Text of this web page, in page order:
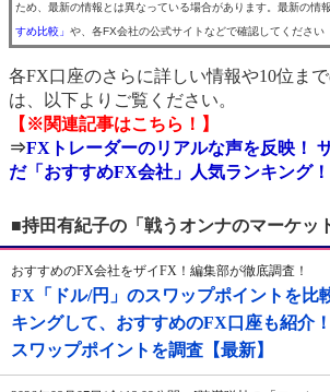
ため、最新の情報とは異なっている場合があります。最新の情
すめ比較」 や、各FX会社の公式サイトなどで確認してください
各FX口座のさらに詳しい情報や10位ま
は、以下よりご覧ください。
【※関連記事はこちら！】
⇒FXトレーダーのリアルな声を反映！
だ「おすすめFX会社」人気ランキング！
■持田有紀子の「戦うオンナのマーケッ
おすすめのFX会社をザイFX！編集部が徹底調査！
FX「ドル/円」のスワップポイントを比
キングして、おすすめのFX口座も紹介
スワップポイントを調査【最新】